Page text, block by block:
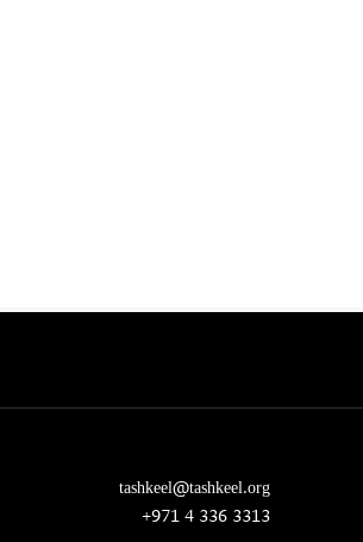
tashkeel@tashkeel.org
+971 4 336 3313